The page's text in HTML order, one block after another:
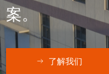
案。
ꁹ 了解我们